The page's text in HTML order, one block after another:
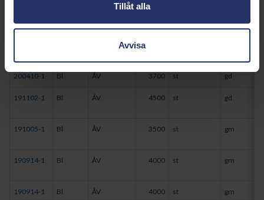
Tillåt alla
Avvisa
200410-1 Bl ÅV 3700 st gd
191102-1 Bl ÅV 4500 st gd
191005-1 Bl ÅV 3500 st gm
190914-1 Bl ÅV 4000 st gm
190914-1 Bl ÅV 4000 st gm